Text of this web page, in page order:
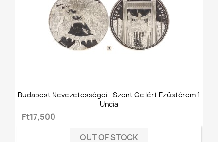
Budapest Nevezetességei - Szent Gellért Ezüstérem 1
Uncia
Ft17,500
OUT OF STOCK